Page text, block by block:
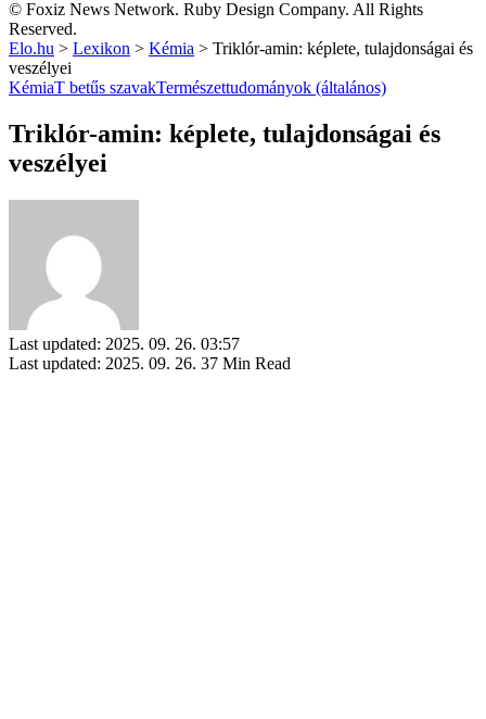
© Foxiz News Network. Ruby Design Company. All Rights
Reserved.
Elo.hu > Lexikon > Kémia > Triklór-amin: képlete, tulajdonságai és
veszélyei
KémiaT betűs szavakTermészettudományok (általános)
Triklór-amin: képlete, tulajdonságai és
veszélyei
Last updated: 2025. 09. 26. 03:57
Last updated: 2025. 09. 26. 37 Min Read